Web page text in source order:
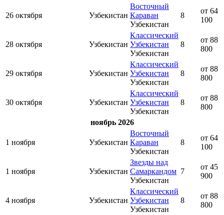
26 октября Узбекистан
Восточный
Караван
Узбекистан
8
от 64
100
28 октября Узбекистан
Классический
Узбекистан
Узбекистан
8
от 88
800
29 октября Узбекистан
Классический
Узбекистан
Узбекистан
8
от 88
800
30 октября Узбекистан
Классический
Узбекистан
Узбекистан
8
от 88
800
ноябрь 2026
1 ноября Узбекистан
Восточный
Караван
Узбекистан
8
от 64
100
1 ноября Узбекистан
Звезды над
Самаркандом
Узбекистан
7
от 45
900
4 ноября Узбекистан
Классический
Узбекистан
Узбекистан
8
от 88
800